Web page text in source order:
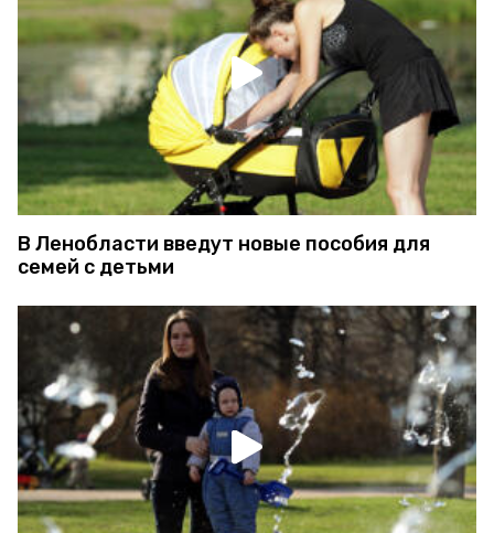
В Ленобласти введут новые пособия для
семей с детьми